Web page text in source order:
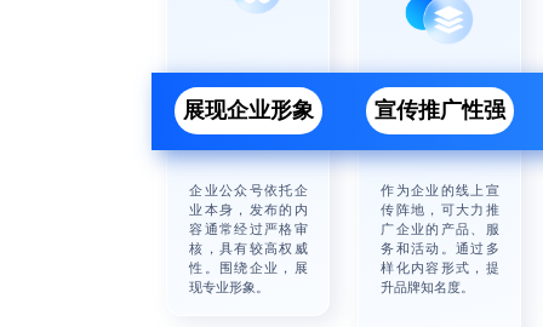
展现企业形象
企业公众号依托企
业本身，发布的内
容通常经过严格审
核，具有较高权威
性。围绕企业，展
现专业形象。
宣传推广性强
作为企业的线上宣
传阵地，可大力推
广企业的产品、服
务和活动。通过多
样化内容形式，提
升品牌知名度。